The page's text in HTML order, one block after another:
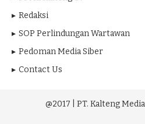
Redaksi
SOP Perlindungan Wartawan
Pedoman Media Siber
Contact Us
@2017 | PT. Kalteng Media